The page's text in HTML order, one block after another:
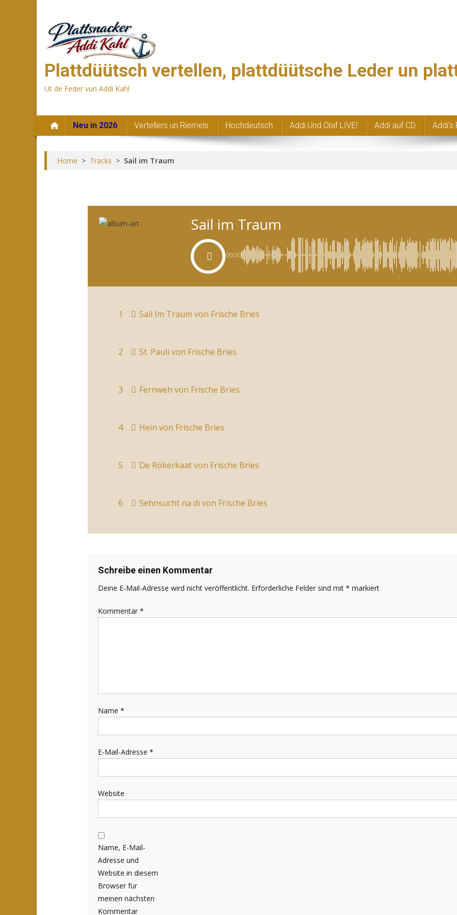
content
Plattdüütsch vertellen, plattdüütsche Leder un
Ut de Feder vun Addi Kahl
Neu in 2026 Vertellers un Riemels Hochdeutsch Addi Und Olaf LIVE! Addi auf CD
Home > Tracks > Sail im Traum
Sail im Traum
00:00
1 Sail Im Traum von Frische Bries
2 St. Pauli von Frische Bries
3 Fernweh von Frische Bries
4 Hein von Frische Bries
5 De Rökerkaatvon Frische Bries
6 Sehnsucht na di von Frische Bries
Schreibe einen Kommentar
Deine E-Mail-Adresse wird nicht veröffentlicht. Erforderliche Felder sind mit * markiert
Kommentar *
Name *
E-Mail-Adresse *
Website
Name, E-Mail-
Adresse und
Website in diesem
Browser für
meinen nächsten
Kommentar